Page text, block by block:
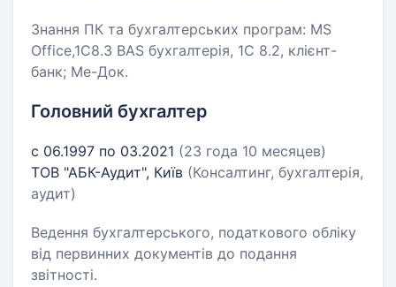
Знання ПК та бухгалтерських програм: MS
Office,1С8.3 BAS бухгалтерія, 1С 8.2, клієнт-
банк; Ме-Док.
Головний бухгалтер
с 06.1997 по 03.2021 (23 года 10 месяцев)
ТОВ "АБК-Аудит", Київ (Консалтинг, бухгалтерія,
аудит)
Ведення бухгалтерського, податкового обліку
від первинних документів до подання
звітності.